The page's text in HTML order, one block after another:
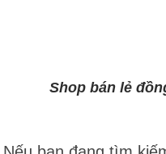
Shop bán lẻ